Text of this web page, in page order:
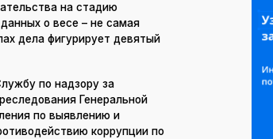
на стадию
о весе – не самая
дела фигурирует девятый
по надзору за
Генеральной
по выявлению и
коррупции по